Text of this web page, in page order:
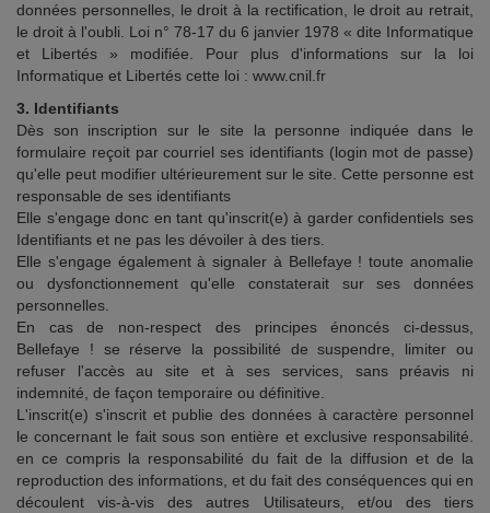
données personnelles, le droit à la rectification, le droit au retrait,
le droit à l'oubli. Loi n° 78-17 du 6 janvier 1978 « dite Informatique
et Libertés » modifiée. Pour plus d'informations sur la loi
Informatique et Libertés cette loi : www.cnil.fr
3. Identifiants
Dès son inscription sur le site la personne indiquée dans le
formulaire reçoit par courriel ses identifiants (login mot de passe)
qu'elle peut modifier ultérieurement sur le site. Cette personne est
responsable de ses identifiants
Elle s'engage donc en tant qu'inscrit(e) à garder confidentiels ses
Identifiants et ne pas les dévoiler à des tiers.
Elle s'engage également à signaler à Bellefaye ! toute anomalie
ou dysfonctionnement qu'elle constaterait sur ses données
personnelles.
En cas de non-respect des principes énoncés ci-dessus,
Bellefaye ! se réserve la possibilité de suspendre, limiter ou
refuser l'accès au site et à ses services, sans préavis ni
indemnité, de façon temporaire ou définitive.
L'inscrit(e) s'inscrit et publie des données à caractère personnel
le concernant le fait sous son entière et exclusive responsabilité.
en ce compris la responsabilité du fait de la diffusion et de la
reproduction des informations, et du fait des conséquences qui en
découlent vis-à-vis des autres Utilisateurs, et/ou des tiers